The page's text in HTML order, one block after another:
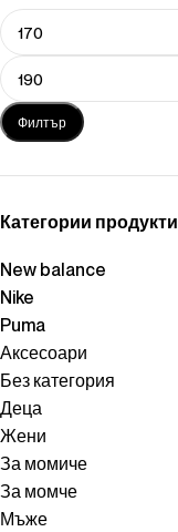
Филтър
Категории продукти
New balance
Nike
Puma
Аксесоари
Без категория
Деца
Жени
За момиче
За момче
Мъже